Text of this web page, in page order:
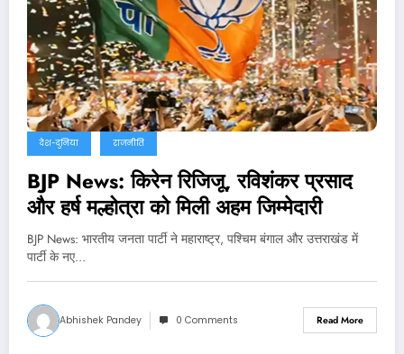
देश-दुनिया राजनीति
BJP News: किरेन रिजिजू, रविशंकर प्रसाद
और हर्ष मल्होत्रा को मिली अहम जिम्मेदारी
BJP News: भारतीय जनता पार्टी ने महाराष्ट्र, पश्चिम बंगाल और उत्तराखंड में
पार्टी के नए…
Abhishek Pandey 0 Comments Read More